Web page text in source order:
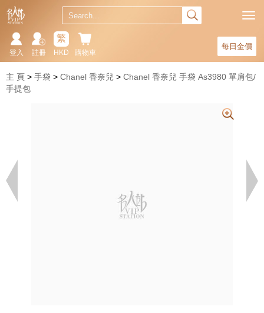
每日金價
購物車
繁
HKD
註冊
登入
主 頁 手袋 Chanel 香奈兒
Chanel 香奈兒 手袋 As3980 單肩包/
手提包